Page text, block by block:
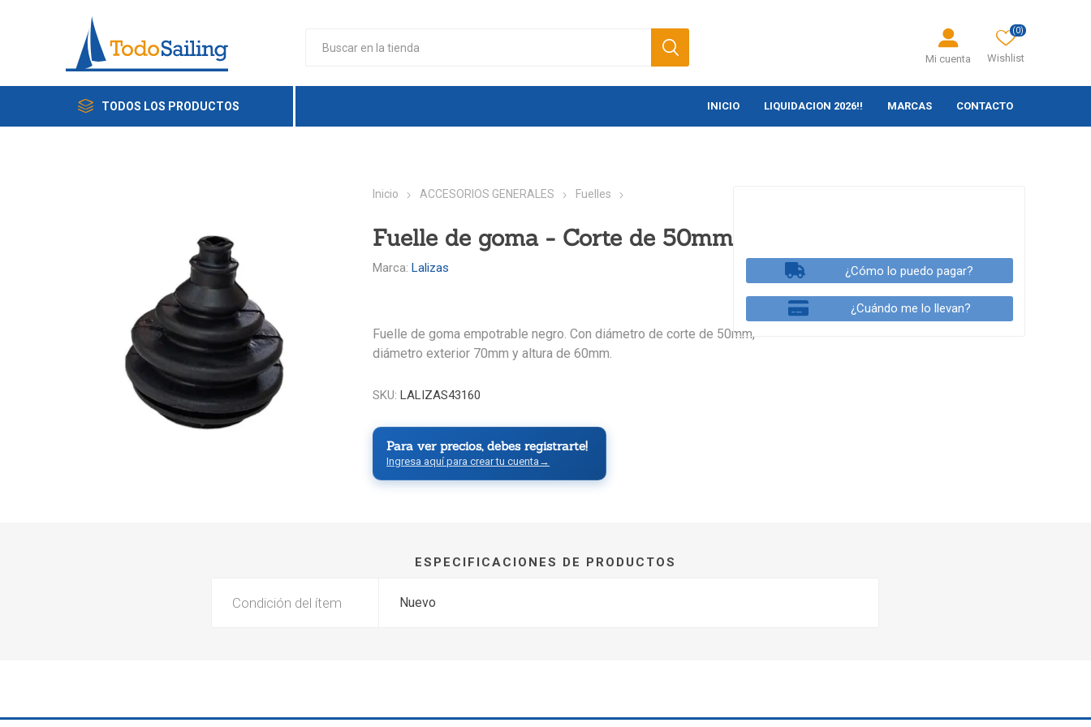
Mi cuenta Wishlist
(0)
TODOS LOS PRODUCTOS INICIO LIQUIDACION 2026!! MARCAS CONTACTO
Inicio ACCESORIOS GENERALES Fuelles
Fuelle de goma - Corte de 50mm
Marca: Lalizas
Fuelle de goma empotrable negro. Con diámetro de corte de 50mm,
diámetro exterior 70mm y altura de 60mm.
SKU: LALIZAS43160
Para ver precios, debes registrarte!
Ingresa aquí para crear tu cuenta →
¿Cómo lo puedo pagar?
¿Cuándo me lo llevan?
ESPECIFICACIONES DE PRODUCTOS
Condición del ítem Nuevo